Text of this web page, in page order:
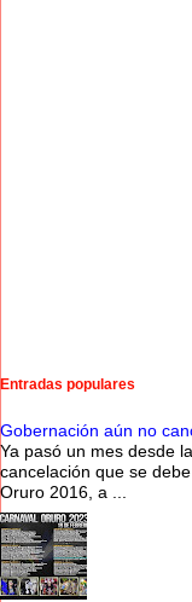
Entradas populares
Gobernación aún no
Ya pasó un mes desde
cancelación que se
Oruro 2016, a ...